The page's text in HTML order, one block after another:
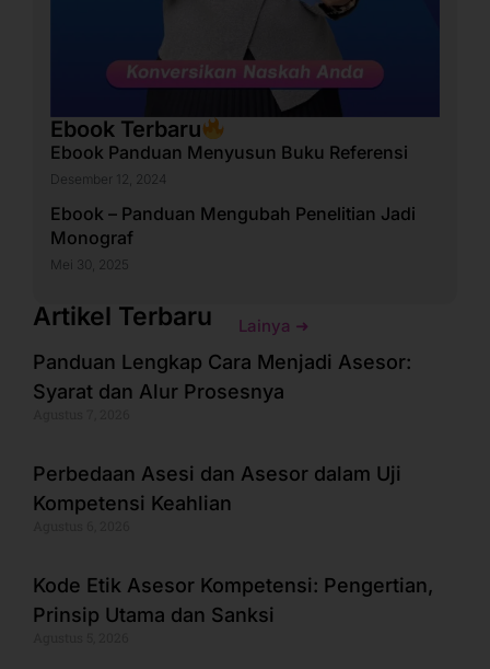
Ebook Terbaru
Ebook Panduan Menyusun Buku Referensi
Desember 12, 2024
Ebook – Panduan Mengubah Penelitian Jadi
Monograf
Mei 30, 2025
Artikel Terbaru Lainya ➜
Panduan Lengkap Cara Menjadi Asesor:
Syarat dan Alur Prosesnya
Perbedaan Asesi dan Asesor dalam Uji
Kompetensi Keahlian
Kode Etik Asesor Kompetensi: Pengertian,
Prinsip Utama dan Sanksi